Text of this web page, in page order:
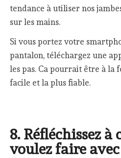
tendance à utiliser nos
sur les mains.
Si vous portez votre
pantalon, téléchargez une
les pas. Ca pourrait être à la
facile et la plus fiable.
8. Réfléchissez à
voulez faire avec